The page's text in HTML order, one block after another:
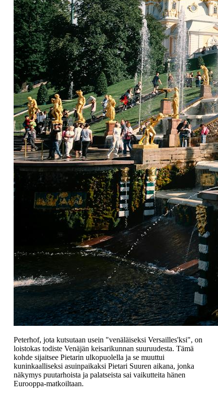
Peterhof, jota kutsutaan usein "venäläiseksi Versailles'ksi", on
loistokas todiste Venäjän keisarikunnan suuruudesta. Tämä
kohde sijaitsee Pietarin ulkopuolella ja se muuttui
kuninkaalliseksi asuinpaikaksi Pietari Suuren aikana, jonka
näkymys puutarhoista ja palatseista sai vaikutteita hänen
Eurooppa-matkoiltaan.